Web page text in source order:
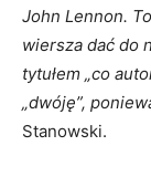
John Lennon.
wiersza dać do
tytułem „co
„dwóję”,
Stanowski.